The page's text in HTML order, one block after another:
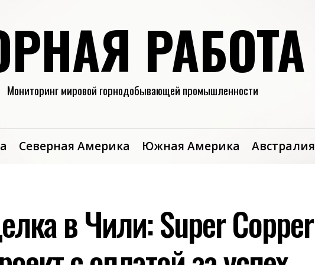
РАБОТА
Мониторинг мировой горнодобывающей промышленности
Северная Америка Южная Америка Австралия
в Чили: Super Copper